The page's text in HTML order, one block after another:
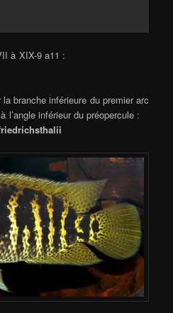
XVII à XIX-9 a11 :
branche inférieure du premier arc
l’angle inférieur du préopercule :